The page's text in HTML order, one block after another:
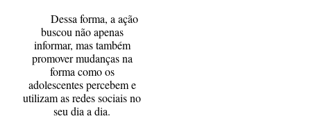
Dessa forma, a ação
buscou não apenas
informar, mas também
promover mudanças na
forma como os
adolescentes percebem e
utilizam as redes sociais no
seu dia a dia.